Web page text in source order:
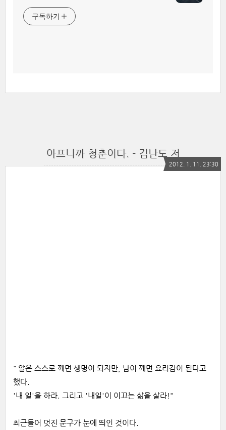
구독하기
아프니까 청춘이다. - 김난도 저
2012. 1. 11. 23:30
" 알은 스스로 깨면 생명이 되지만, 남이 깨면 요리감이 된다고
했다.
'내 일'을 하라. 그리고 '내일'이 이끄는 삶을 살라!"
최근들어 멋진 문구가 눈에 띄인 것이다.